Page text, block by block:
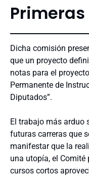
Reparticiones
Autoridades
UdeC en cifras
Sobre la
Cuenta pública
Dicha comisión
que un proyecto
notas para el
Permanente de
Diputados”.
El trabajo más arduo
futuras carreras que
manifestar que la
una utopía, el
cursos cortos